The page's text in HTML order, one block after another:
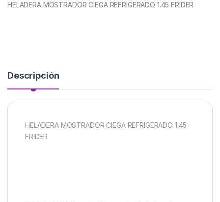
HELADERA MOSTRADOR CIEGA REFRIGERADO 1.45 FRIDER
Descripción
HELADERA MOSTRADOR CIEGA REFRIGERADO 1.45
FRIDER